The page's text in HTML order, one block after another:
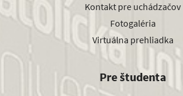
Kontakt pre uchádzačov
Fotogaléria
Virtuálna prehliadka
Pre študenta